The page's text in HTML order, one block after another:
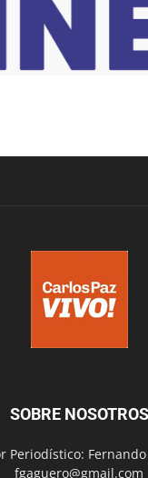
SOBRE NOSOTROS
Periodístico:
fgaguero@gmail.com